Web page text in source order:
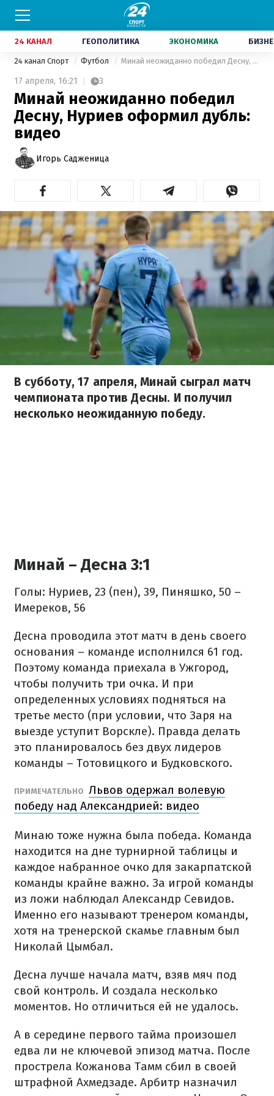
24 КАНАЛ ГЕОПОЛИТИКА ЭКОНОМИКА
24 канал Спорт Футбол Минай неожиданно победил Десну, Нуриев оформил дубль: видео
17 апреля, 16:21 3
Минай неожиданно победил
Десну, Нуриев оформил дубль:
видео
Игорь Садженица
В субботу, 17 апреля, Минай сыграл матч
чемпионата против Десны. И получил
несколько неожиданную победу.
Минай – Десна 3:1
Голы: Нуриев, 23 (пен), 39, Пиняшко, 50 –
Имереков, 56
Десна проводила этот матч в день своего
основания – команде исполнился 61 год.
Поэтому команда приехала в Ужгород,
чтобы получить три очка. И при
определенных условиях подняться на
третье место (при условии, что Заря на
выезде уступит Ворскле). Правда делать
это планировалось без двух лидеров
команды – Тотовицкого и Будковского.
ПРИМЕЧАТЕЛЬНО Львов одержал волевую
победу над Александрией: видео
Минаю тоже нужна была победа. Команда
находится на дне турнирной таблицы и
каждое набранное очко для закарпатской
команды крайне важно. За игрой команды
из ложи наблюдал Александр Севидов.
Именно его называют тренером команды,
хотя на тренерской скамье главным был
Николай Цымбал.
Десна лучше начала матч, взяв мяч под
свой контроль. И создала несколько
моментов. Но отличиться ей не удалось.
А в середине первого тайма произошел
едва ли не ключевой эпизод матча. После
прострела Кожанова Тамм сбил в своей
штрафной Ахмедзаде. Арбитр назначил